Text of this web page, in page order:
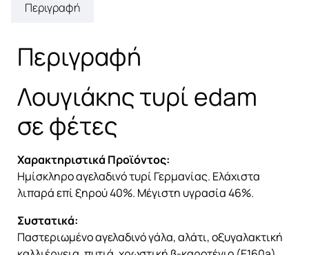
Περιγραφή
Περιγραφή
Λουγιάκης τυρί edam
σε φέτες
Χαρακτηριστικά Προϊόντος:
Ημίσκληρο αγελαδινό τυρί Γερμανίας. Ελάχιστα
λιπαρά επί ξηρού 40%. Μέγιστη υγρασία 46%.
Συστατικά:
Παστεριωμένο αγελαδινό γάλα, αλάτι, οξυγαλακτική